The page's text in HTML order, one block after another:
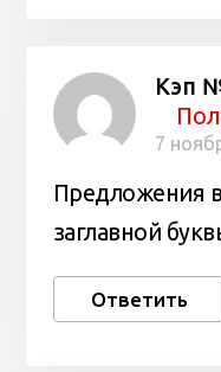
Кэп
7
Предложения
заглавной
Ответить